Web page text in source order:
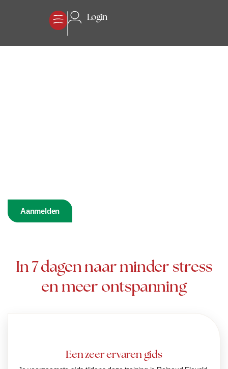
Login
Aanmelden
In 7 dagen naar minder stress
en meer ontspanning
Een zeer ervaren gids